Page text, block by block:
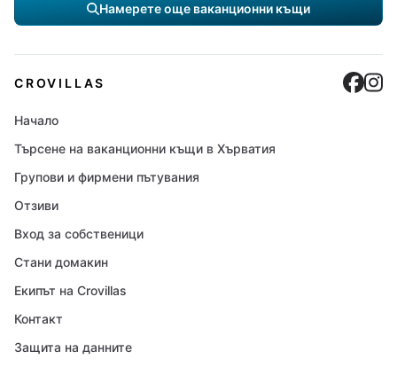
Намерете още ваканционни къщи
CROVILLAS
Начало
Търсене на ваканционни къщи в Хърватия
Групови и фирмени пътувания
Отзиви
Вход за собственици
Стани домакин
Екипът на Crovillas
Контакт
Защита на данните